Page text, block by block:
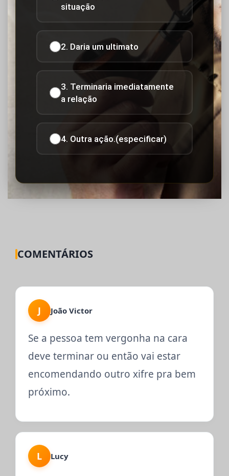
situação
2. Daria um ultimato
3. Terminaria imediatamente
a relação
4. Outra ação.(especificar)
COMENTÁRIOS
J João Victor
Se a pessoa tem vergonha na cara
deve terminar ou então vai estar
encomendando outro xifre pra bem
próximo.
L Lucy